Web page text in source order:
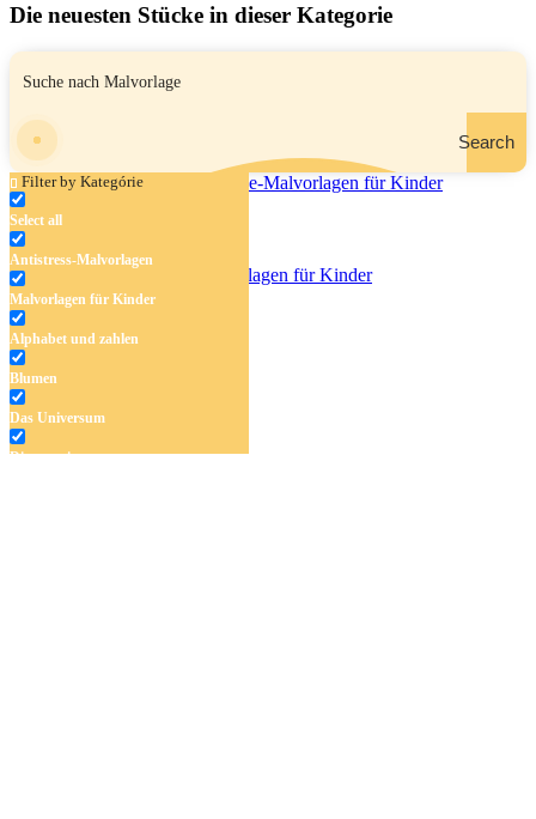
Die neuesten Stücke in dieser Kategorie
Search
Filter by Kategórie
Select all
Antistress-Malvorlagen
Malvorlagen für Kinder
Alphabet und zahlen
Blumen
Das Universum
Dinosaurier
Flugzeug am Himmel
Reisesachen